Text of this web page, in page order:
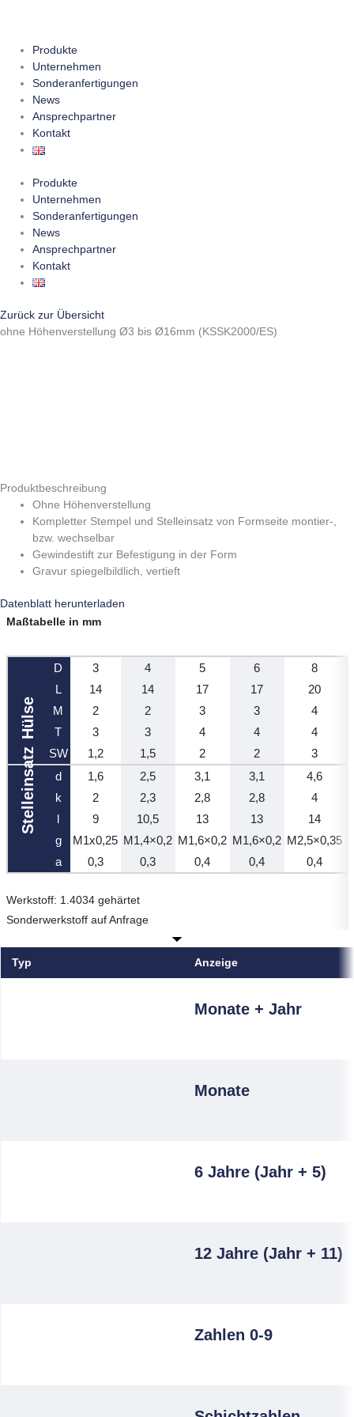
Produkte
Unternehmen
Sonderanfertigungen
News
Ansprechpartner
Kontakt
Produkte
Unternehmen
Sonderanfertigungen
News
Ansprechpartner
Kontakt
Zurück zur Übersicht
ohne Höhenverstellung Ø3 bis Ø16mm (KSSK2000/ES)
Produktbeschreibung
Ohne Höhenverstellung
Kompletter Stempel und Stelleinsatz von Formseite montier-,
bzw. wechselbar
Gewindestift zur Befestigung in der Form
Gravur spiegelbildlich, vertieft
Datenblatt herunterladen
Maßtabelle in mm
Hülse
D 3 4 5 6
8
L
14 14 17 17
20
M
2 2 3 3
4
T
3 3 4 4
4
SW
1,2 1,5 2 2 3
Stelleinsatz d 1,6 2,5 3,1 3,1
4,6
k
2 2,3 2,8 2,8
4
l
9 10,5 13 13
14
g
M1x0,25 M1,4×0,2 M1,6×0,2 M1,6×0,2 M2,5×0,35
a
0,3 0,3 0,4 0,4 0,4
Werkstoff: 1.4034 gehärtet
Sonderwerkstoff auf Anfrage
Typ Anzeige
Monate + Jahr
Monate
6 Jahre (Jahr + 5)
12 Jahre (Jahr + 11)
Zahlen 0-9